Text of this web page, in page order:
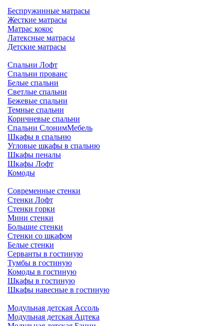
Беспружинные матрасы
Жесткие матрасы
Матрас кокос
Латексные матрасы
Детские матрасы
Спальни Лофт
Спальни прованс
Белые спальни
Светлые спальни
Бежевые спальни
Темные спальни
Коричневые спальни
Спальни СлонимМебель
Шкафы в спальню
Угловые шкафы в спальню
Шкафы пеналы
Шкафы Лофт
Комоды
Современные стенки
Стенки Лофт
Стенки горки
Мини стенки
Большие стенки
Стенки со шкафом
Белые стенки
Серванты в гостиную
Тумбы в гостиную
Комоды в гостиную
Шкафы в гостиную
Шкафы навесные в гостиную
Модульная детская Ассоль
Модульная детская Ацтека